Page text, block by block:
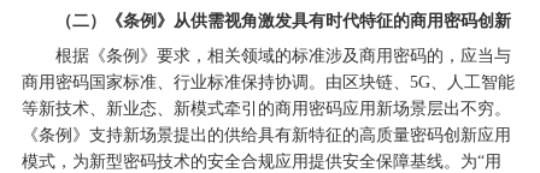
（二）《条例》从供需视角激发具有时代特征的商用密码创新
根据《条例》要求，相关领域的标准涉及商用密码的，应当与
商用密码国家标准、行业标准保持协调。由区块链、5G、人工智能
等新技术、新业态、新模式牵引的商用密码应用新场景层出不穷。
《条例》支持新场景提出的供给具有新特征的高质量密码创新应用
模式，为新型密码技术的安全合规应用提供安全保障基线。为“用